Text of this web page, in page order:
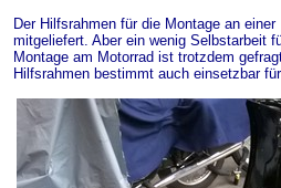
Der Hilfsrahmen für die Montage an
mitgeliefert. Aber ein wenig Selbstarbeit
Montage am Motorrad ist trotzdem
Hilfsrahmen bestimmt auch einsetzbar